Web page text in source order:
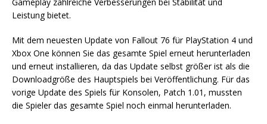
Leistung bietet.
Mit dem neuesten Update von Fallout 76 für PlayStation 4 und
Xbox One können Sie das gesamte Spiel erneut herunterladen
und erneut installieren, da das Update selbst größer ist als die
Downloadgröße des Hauptspiels bei Veröffentlichung. Für das
vorige Update des Spiels für Konsolen, Patch 1.01, mussten
die Spieler das gesamte Spiel noch einmal herunterladen.